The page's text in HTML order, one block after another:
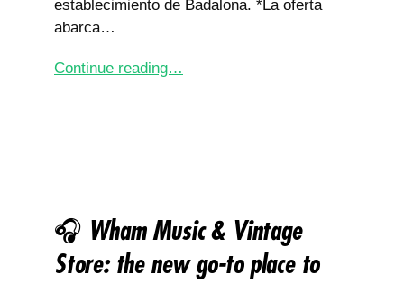
establecimiento de Badalona. *La oferta
abarca…
Continue reading…
🎧 Wham Music & Vintage
Store: the new go-to place to